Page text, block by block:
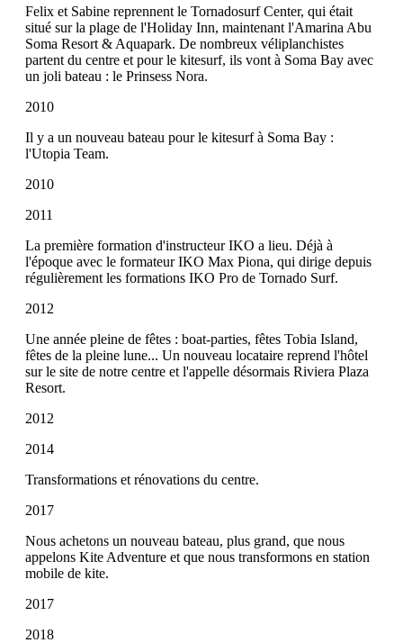
Felix et Sabine reprennent le Tornadosurf Center, qui était
situé sur la plage de l'Holiday Inn, maintenant l'Amarina Abu
Soma Resort & Aquapark. De nombreux véliplanchistes
partent du centre et pour le kitesurf, ils vont à Soma Bay avec
un joli bateau : le Prinsess Nora.
2010
Il y a un nouveau bateau pour le kitesurf à Soma Bay :
l'Utopia Team.
2010
2011
La première formation d'instructeur IKO a lieu. Déjà à
l'époque avec le formateur IKO Max Piona, qui dirige depuis
régulièrement les formations IKO Pro de Tornado Surf.
2012
Une année pleine de fêtes : boat-parties, fêtes Tobia Island,
fêtes de la pleine lune... Un nouveau locataire reprend l'hôtel
sur le site de notre centre et l'appelle désormais Riviera Plaza
Resort.
2012
2014
Transformations et rénovations du centre.
2017
Nous achetons un nouveau bateau, plus grand, que nous
appelons Kite Adventure et que nous transformons en station
mobile de kite.
2017
2018